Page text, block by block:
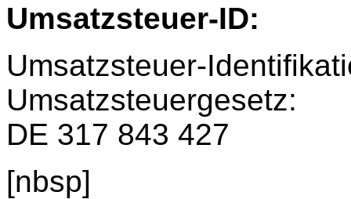
Umsatzsteuer-ID:
Umsatzsteuer-
Umsatzsteuergesetz:
DE 317 843 427
[nbsp]